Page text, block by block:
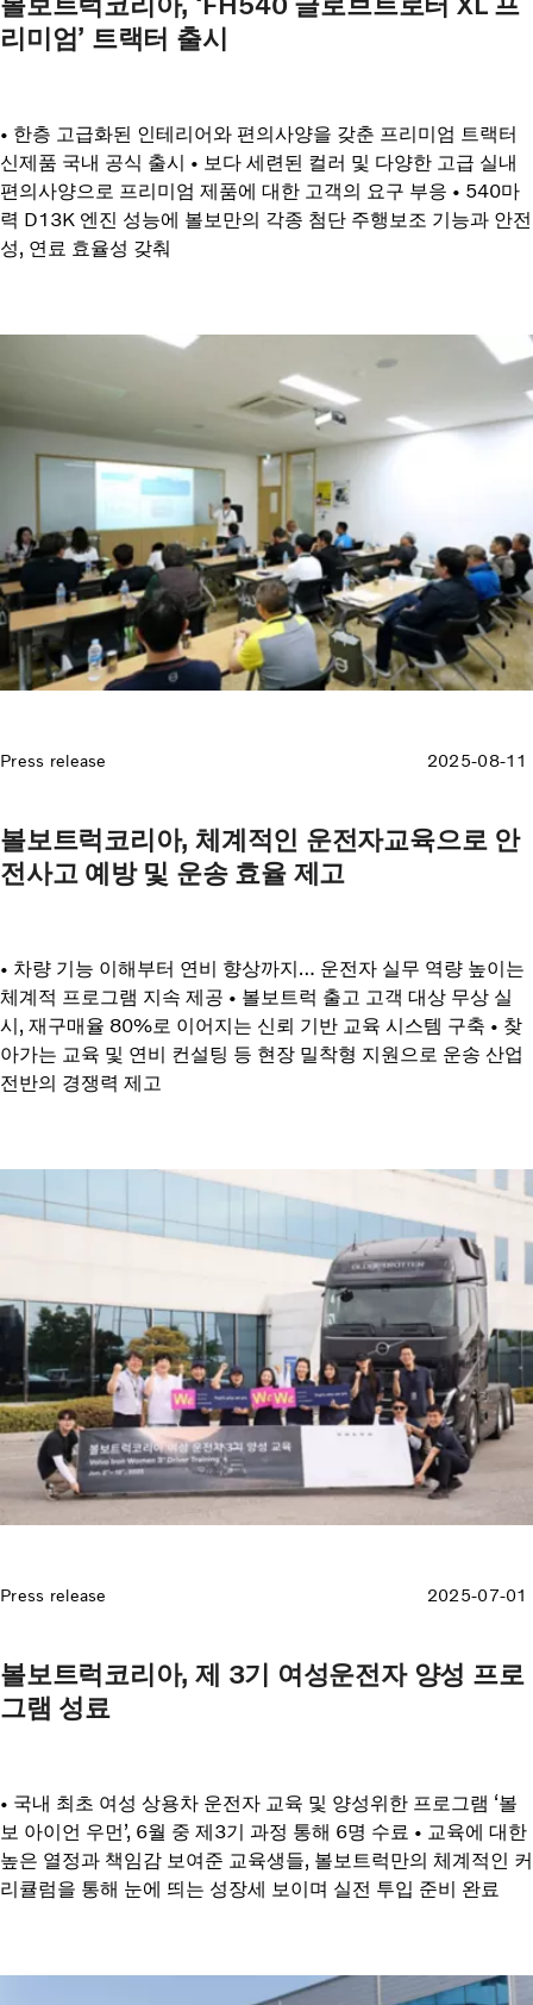
리미엄’ 트랙터 출시
• 한층 고급화된 인테리어와 편의사양을 갖춘 프리미엄 트랙터
신제품 국내 공식 출시 • 보다 세련된 컬러 및 다양한 고급 실내
편의사양으로 프리미엄 제품에 대한 고객의 요구 부응 • 540마
력 D13K 엔진 성능에 볼보만의 각종 첨단 주행보조 기능과 안전
성, 연료 효율성 갖춰
Press release 2025-08-11
볼보트럭코리아, 체계적인 운전자교육으로 안
전사고 예방 및 운송 효율 제고
• 차량 기능 이해부터 연비 향상까지… 운전자 실무 역량 높이는
체계적 프로그램 지속 제공 • 볼보트럭 출고 고객 대상 무상 실
시, 재구매율 80%로 이어지는 신뢰 기반 교육 시스템 구축 • 찾
아가는 교육 및 연비 컨설팅 등 현장 밀착형 지원으로 운송 산업
전반의 경쟁력 제고
Press release 2025-07-01
볼보트럭코리아, 제 3기 여성운전자 양성 프로
그램 성료
• 국내 최초 여성 상용차 운전자 교육 및 양성위한 프로그램 ‘볼
보 아이언 우먼’, 6월 중 제3기 과정 통해 6명 수료 • 교육에 대한
높은 열정과 책임감 보여준 교육생들, 볼보트럭만의 체계적인 커
리큘럼을 통해 눈에 띄는 성장세 보이며 실전 투입 준비 완료